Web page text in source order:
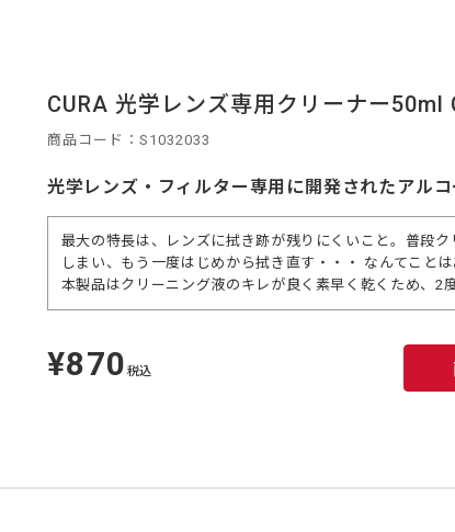
CURA 光学レンズ専用クリーナー50ml
商品コード：S1032033
光学レンズ・フィルター専用に開発されたアル
最大の特長は、レンズに拭き跡が残りにくいこと。普段
しまい、もう一度はじめから拭き直す・・・ なんてことは
本製品はクリーニング液のキレが良く素早く乾くため、2
定
価
¥870 税込